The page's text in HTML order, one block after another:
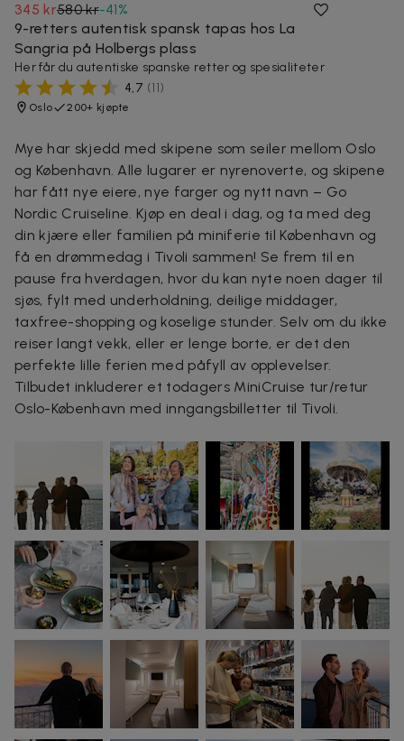
345 kr580 kr-41%
9-retters autentisk spansk tapas hos La
Sangria på Holbergs plass
Her får du autentiske spanske retter og spesialiteter
4,7 (11)
Oslo 200+ kjøpte
Mye har skjedd med skipene som seiler mellom Oslo
og København. Alle lugarer er nyrenoverte, og skipene
har fått nye eiere, nye farger og nytt navn – Go
Nordic Cruiseline. Kjøp en deal i dag, og ta med deg
din kjære eller familien på miniferie til København og
få en drømmedag i Tivoli sammen! Se frem til en
pause fra hverdagen, hvor du kan nyte noen dager til
sjøs, fylt med underholdning, deilige middager,
taxfree-shopping og koselige stunder. Selv om du ikke
reiser langt vekk, eller er lenge borte, er det den
perfekte lille ferien med påfyll av opplevelser.
Tilbudet inkluderer et todagers MiniCruise tur/retur
Oslo-København med inngangsbilletter til Tivoli.